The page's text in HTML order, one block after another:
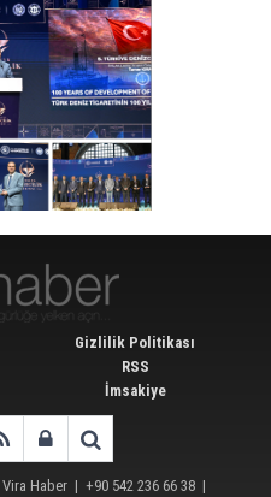
Gizlilik Politikası
RSS
İmsakiye
Vira Haber | +90 542 236 66 38 |